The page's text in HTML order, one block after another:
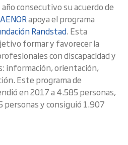
consecutivo su acuerdo de
AENORapoya el programa
Randstad. Esta
formar y favorecer la
con discapacidad y
información, orientación,
Este programa de
en 2017 a 4.585 personas,
personas y consiguió 1.907